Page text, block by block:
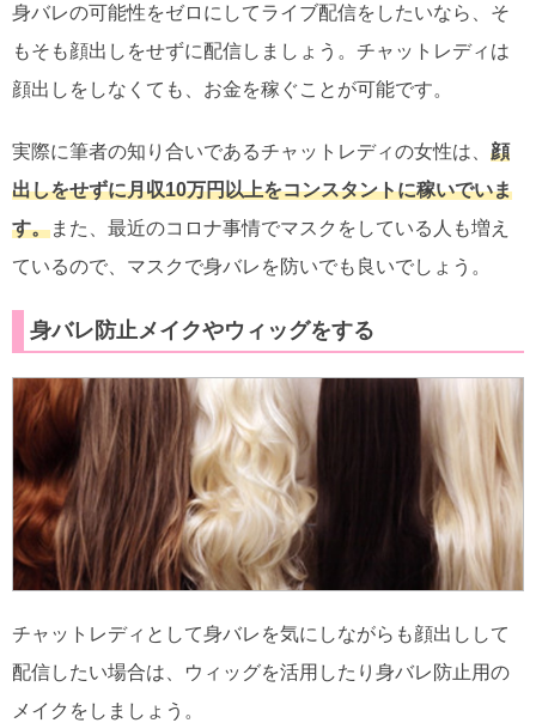
身バレの可能性をゼロにしてライブ配信をしたいなら、そ
もそも顔出しをせずに配信しましょう。チャットレディは
顔出しをしなくても、お金を稼ぐことが可能です。
実際に筆者の知り合いであるチャットレディの女性は、 顔
出しをせずに月収10万円以上をコンスタントに稼いでいま
す。また、最近のコロナ事情でマスクをしている人も増え
ているので、マスクで身バレを防いでも良いでしょう。
身バレ防止メイクやウィッグをする
チャットレディとして身バレを気にしながらも顔出しして
配信したい場合は、ウィッグを活用したり身バレ防止用の
メイクをしましょう。